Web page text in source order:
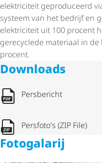
elektriciteit geproduceerd
systeem van het bedrijf en
elektriciteit uit 100 procent
gerecyclede materiaal in
procent.
Downloads
Persbericht
Persfoto's (ZIP File)
Fotogalarij